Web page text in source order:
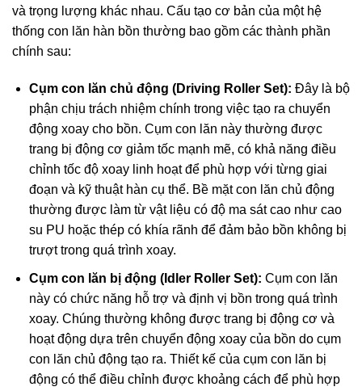
và trọng lượng khác nhau. Cấu tạo cơ bản của một hệ
thống con lăn hàn bồn thường bao gồm các thành phần
chính sau:
Cụm con lăn chủ động (Driving Roller Set): Đây là bộ
phận chịu trách nhiệm chính trong việc tạo ra chuyển
động xoay cho bồn. Cụm con lăn này thường được
trang bị động cơ giảm tốc mạnh mẽ, có khả năng điều
chỉnh tốc độ xoay linh hoạt để phù hợp với từng giai
đoạn và kỹ thuật hàn cụ thể. Bề mặt con lăn chủ động
thường được làm từ vật liệu có độ ma sát cao như cao
su PU hoặc thép có khía rãnh để đảm bảo bồn không bị
trượt trong quá trình xoay.
Cụm con lăn bị động (Idler Roller Set): Cụm con lăn
này có chức năng hỗ trợ và định vị bồn trong quá trình
xoay. Chúng thường không được trang bị động cơ và
hoạt động dựa trên chuyển động xoay của bồn do cụm
con lăn chủ động tạo ra. Thiết kế của cụm con lăn bị
động có thể điều chỉnh được khoảng cách để phù hợp